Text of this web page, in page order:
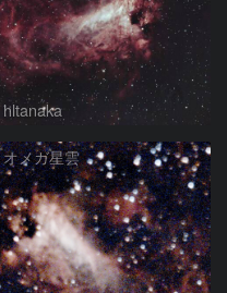
hltanaka
オメガ星雲